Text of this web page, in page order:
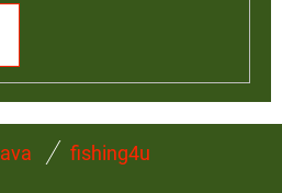
fishing4u